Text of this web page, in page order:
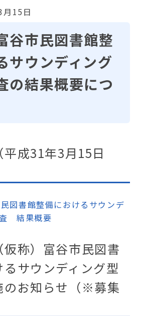
15日
谷市民図書館整
サウンディング
の結果概要につ
成31年3月15日
民図書館整備におけるサウンデ
結果概要
称）富谷市民図書
サウンディング型
のお知らせ（※募集